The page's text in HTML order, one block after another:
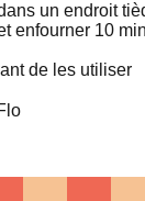
un endroit
enfourner 10
de les utiliser